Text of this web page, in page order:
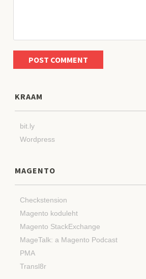
KRAAM
bit.ly
Wordpress
MAGENTO
Checkstension
Magento koduleht
Magento StackExchange
MageTalk: a Magento Podcast
PMA
Transl8r